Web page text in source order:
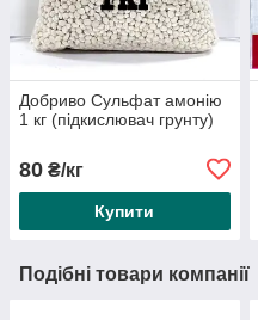
Добриво Сульфат амонію
1 кг (підкислювач грунту)
80 ₴/кг
Купити
Подібні товари компанії